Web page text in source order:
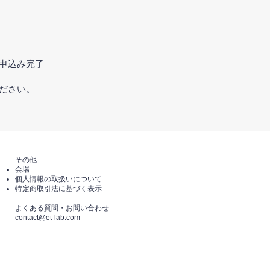
込み完了
さい。
その他
会場
個人情報の取扱いについて
特定商取引法に基づく表示
​よくある質問・​お問い合わせ
​contact@et-lab.com